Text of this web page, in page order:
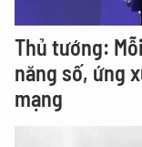
Thủ tướng:
năng số, ứng
mạng